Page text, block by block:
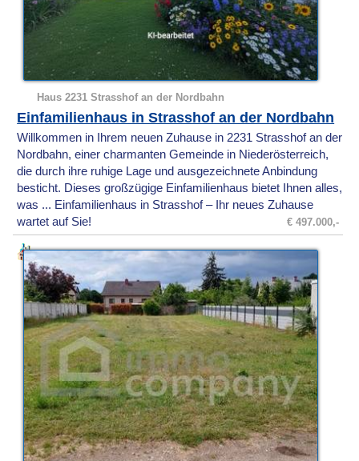
Haus 2231 Strasshof an der Nordbahn
Einfamilienhaus in Strasshof an der Nordbahn
Willkommen in Ihrem neuen Zuhause in 2231 Strasshof an der
Nordbahn, einer charmanten Gemeinde in Niederösterreich,
die durch ihre ruhige Lage und ausgezeichnete Anbindung
besticht. Dieses großzügige Einfamilienhaus bietet Ihnen alles,
was ... Einfamilienhaus in Strasshof – Ihr neues Zuhause
wartet auf Sie!
€ 497.000,-